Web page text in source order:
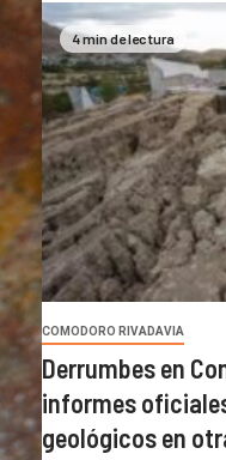
4 min de lectura
COMODORO RIVADAVIA
Derrumbes en
informes
geológicos en